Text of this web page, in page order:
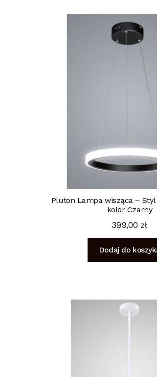
Pluton Lampa wisząca –
kolor Czarny
399,00 zł
Dodaj do